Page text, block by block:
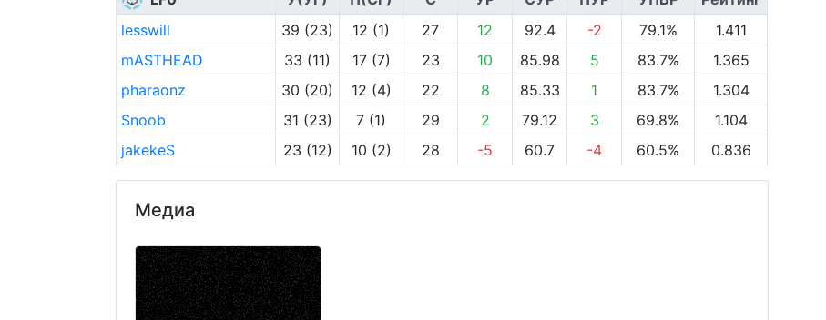
lesswill
39 (23) 12 (1) 27 12 92.4 -2 79.1%
1.411
mASTHEAD
33 (11) 17 (7) 23 10 85.98 5 83.7%
1.365
pharaonz
30 (20) 12 (4) 22 8 85.33 1 83.7%
1.304
Snoob
31 (23) 7 (1) 29 2 79.12 3 69.8%
1.104
jakekeS
23 (12) 10 (2) 28 -5 60.7 -4 60.5% 0.836
Медиа